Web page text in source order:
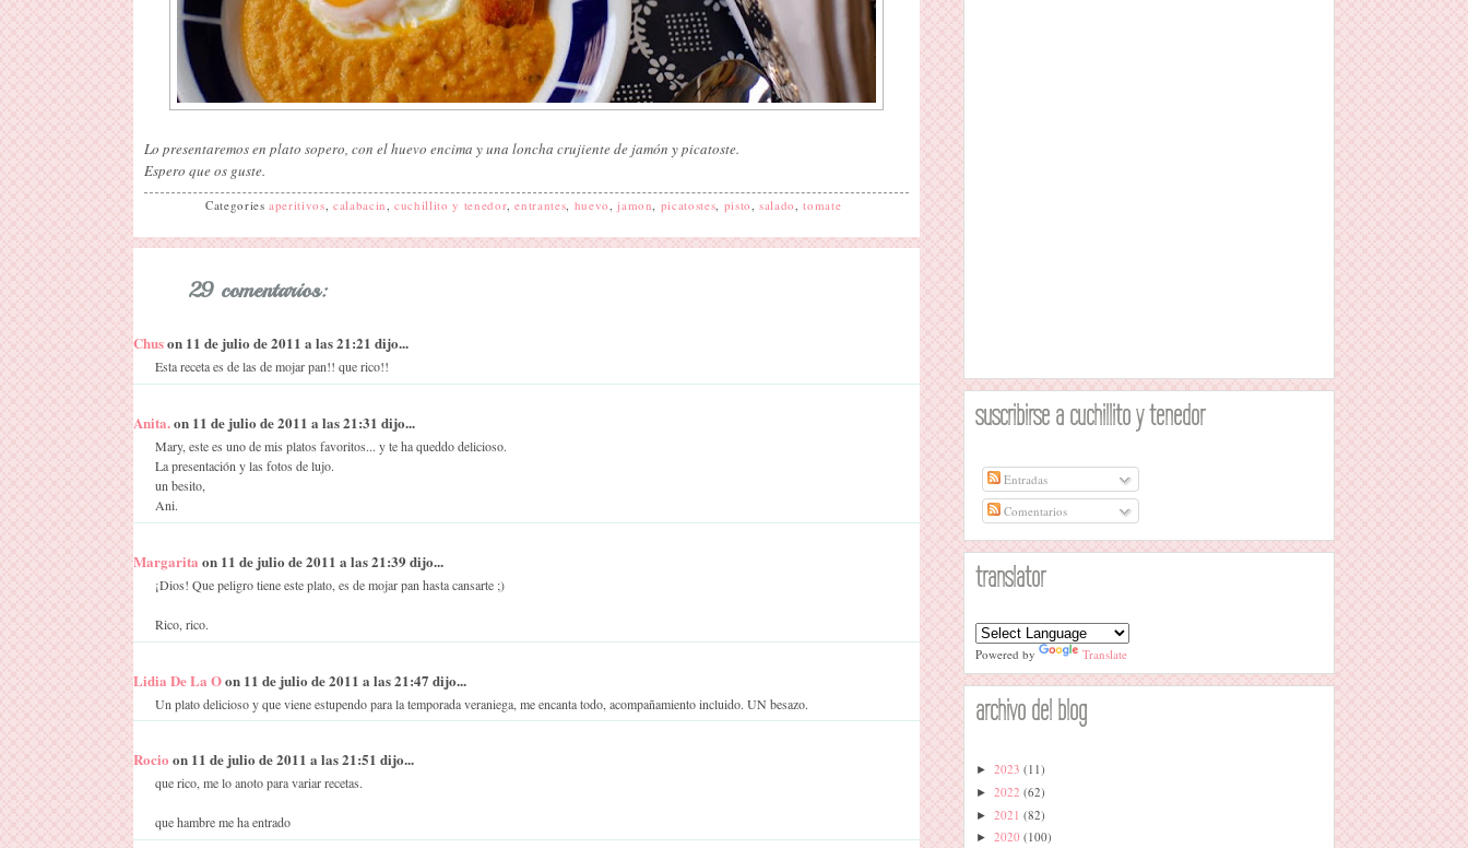
Lo presentaremos en plato sopero, con el huevo encima y una loncha crujiente de jamón y picatoste.
Espero que os guste.
Categoriesaperitivos calabacin ,cuchillito y tenedor ,entrantes huevo ,jamon picatostes pisto ,salado ,tomate
29 comentarios:
Chuson 11 de julio de 2011 a las 21:21 dijo...
Esta receta es de las de mojar pan!! que rico!!
Anita.on 11 de julio de 2011 a las 21:31 dijo...
Mary, este es uno de mis platos favoritos... y te ha queddo delicioso.
La presentación y las fotos de lujo.
un besito,
Ani.
Margarita on 11 de julio de 2011 a las 21:39 dijo...
¡Dios! Que peligro tiene este plato, es de mojar pan hasta cansarte ;)
Rico, rico.
Lidia De La Oon 11 de julio de 2011 a las 21:47 dijo...
Un plato delicioso y que viene estupendo para la temporada veraniega, me encanta todo, acompañamiento incluido. UN besazo.
Rocio on 11 de julio de 2011 a las 21:51 dijo...
que rico, me lo anoto para variar recetas.
que hambre me ha entrado
suscribirse a cuchillito y tenedor
Entradas
Comentarios
translator
Powered by Translate
archivo del blog
► 2023 (11)
► 2022 (62)
► 2021 (82)
► 2020 (100)